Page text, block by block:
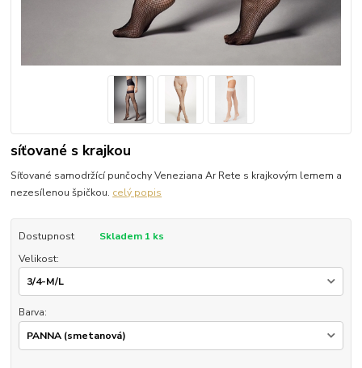
síťované s krajkou
Síťované samodržící punčochy Veneziana Ar Rete s krajkovým lemem a
nezesílenou špičkou. celý popis
Dostupnost
Skladem 1 ks
Velikost:
Barva: